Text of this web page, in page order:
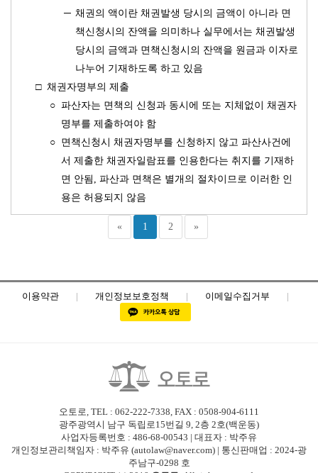
─ 채권의 액이란 채권발생 당시의 금액이 아니라 면
책신청시의 잔액을 의미하나 실무에서는 채권발생
당시의 금액과 면책신청시의 잔액을 원금과 이자로
나누어 기재하도록 하고 있음
□ 채권자명부의 제출
○ 파산자는 면책의 신청과 동시에 또는 지체없이 채권자
명부를 제출하여야 함
○ 면책신청시 채권자명부를 신청하지 않고 파산사건에
서 제출한 채권자일람표를 인용한다는 취지를 기재하
면 안됨, 파산과 면책은 별개의 절차이므로 이러한 인
용은 허용되지 않음
« 1 2 »
이용약관 | 개인정보보호정책 | 이메일수집거부 |
오토로, TEL : 062-222-7338, FAX : 0508-904-6111
광주광역시 남구 독립로15번길 9, 2층 2호(백운동)
사업자등록번호 : 486-68-00543 | 대표자 : 박주유
개인정보관리책임자 : 박주유 (autolaw@naver.com) | 통신판매업 : 2024-광
주남구-0298 호